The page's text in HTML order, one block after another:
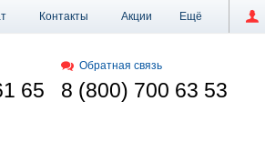
Контакты Акции Ещё
65
Обратная связь
8 (800) 700 63 53